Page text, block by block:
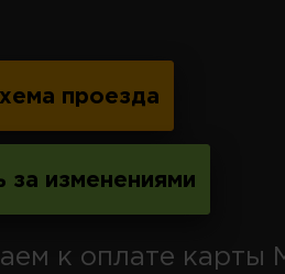
проезда
за изменениями
к оплате карты